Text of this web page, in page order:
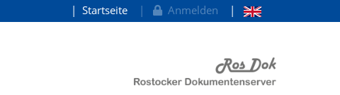
Startseite Anmelden